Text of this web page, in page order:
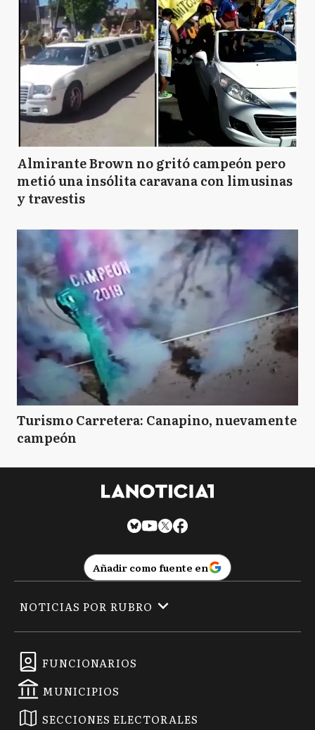
Almirante Brown no gritó campeón pero
metió una insólita caravana con limusinas
y travestis
Turismo Carretera: Canapino, nuevamente
campeón
Añadir como fuente en
FUNCIONARIOS
MUNICIPIOS
SECCIONES ELECTORALES
NOTICIAS POR RUBRO